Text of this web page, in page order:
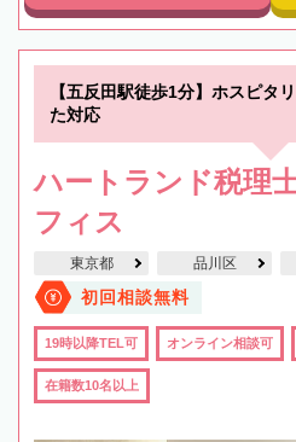
【五反田駅徒歩1分】ホスピタ
た対応
ハートランド税理
フィス
東京都 品川区
初回相談無料
19時以降TEL可 オンライン相談可
在籍数10名以上